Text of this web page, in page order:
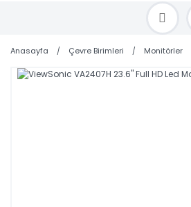
TOPTAN FİYAT ALMAK İÇİN
SİPARİŞLERİNİZİ AYNI GÜN KARGO
Anasayfa Çevre Birimleri Monitörler